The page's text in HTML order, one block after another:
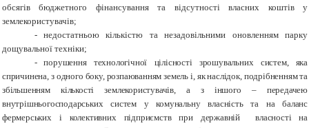
обсягів бюджетного фінансування та відсутності власних коштів у
землекористувачів;
- недостатньою кількістю та незадовільними оновленням парку
дощувальної техніки;
-
порушення технологічної цілісності зрошувальних систем, яка
спричинена, з одного боку, розпаюванням земель і, як наслідок, подрібненням та
збільшенням кількості землекористувачів, а з іншого – передачею
внутрішньогосподарських систем у комунальну власність та на баланс
фермерських і колективних підприємств при державній власності на